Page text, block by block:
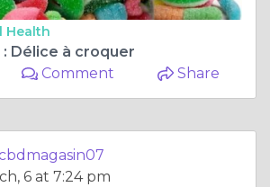
Health
: Délice à croquer
Comment Share
6 at 7:24 pm